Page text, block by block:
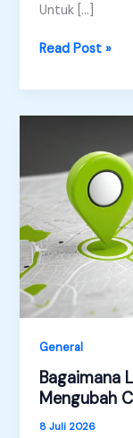
Untuk […]
Konektivitas
Read Post »
General
Bagaimana
Mengubah
8 Juli 2026